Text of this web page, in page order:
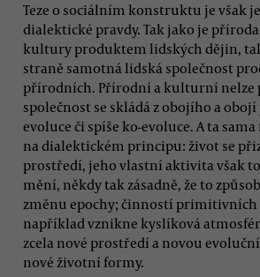
Teze o sociálním konstruktu je však
dialektické pravdy. Tak jako je
kultury produktem lidských dějin,
straně samotná lidská společnost
přírodních. Přírodní a kulturní nelze
společnost se skládá z obojího a
evoluce či spíše ko-evoluce. A ta
na dialektickém principu: život se
prostředí, jeho vlastní aktivita však
mění, někdy tak zásadně, že to
změnu epochy; činností primitivních
například vznikne kyslíková
zcela nové prostředí a novou
nové životní formy.